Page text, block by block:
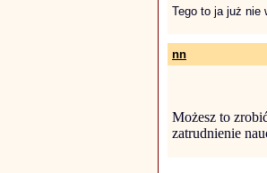
Tego to ja już nie
nn
Możesz to
zatrudnienie